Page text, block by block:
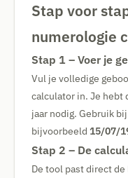
Stap voor
numerologie
Stap 1 – Voer je
Vul je volledige
calculator in. Je hebt
jaar nodig. Gebruik
bijvoorbeeld 15/07/
Stap 2 – De
De tool past direct